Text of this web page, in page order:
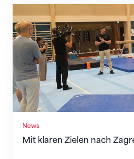
News
Mit klaren Zielen nach
Mit klaren Zielen nach Zagreb